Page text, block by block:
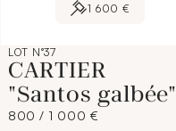
1 600 €
LOT N°37
CARTIER
"Santos galbée"
800 / 1 000 €